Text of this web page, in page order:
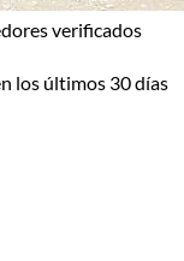
verificados
los últimos 30 días